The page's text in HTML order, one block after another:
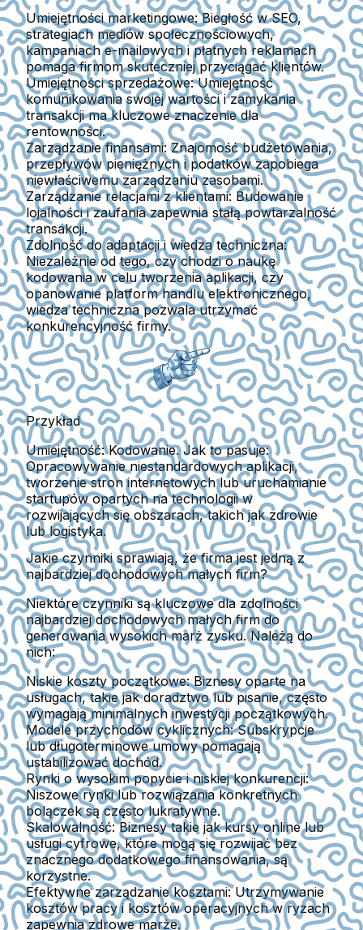
Umiejętności marketingowe:Biegłość w SEO,
strategiach mediów społecznościowych,
kampaniach e-mailowych i płatnych reklamach
pomaga firmom skuteczniej przyciągać klientów.
Umiejętności sprzedażowe:Umiejętność
komunikowania swojej wartości i zamykania
transakcji ma kluczowe znaczenie dla
rentowności.
Zarządzanie finansami: Znajomość budżetowania,
przepływów pieniężnych i podatków zapobiega
niewłaściwemu zarządzaniu zasobami.
Zarządzanie relacjami z klientami: Budowanie
lojalności i zaufania zapewnia stałą powtarzalność
transakcji.
Zdolność do adaptacji i wiedza techniczna:
Niezależnie od tego, czy chodzi o naukę
kodowania w celu tworzenia aplikacji, czy
opanowanie platform handlu elektronicznego,
wiedza techniczna pozwala utrzymać
konkurencyjność firmy.
Przykład
Umiejętność: Kodowanie. Jak to pasuje:
Opracowywanie niestandardowych aplikacji,
tworzenie stron internetowych lub uruchamianie
startupów opartych na technologii w
rozwijających się obszarach, takich jak zdrowie
lub logistyka.
Jakie czynniki sprawiają, że firma jest jedną z
najbardziej dochodowych małych firm?
Niektóre czynniki są kluczowe dla zdolności
najbardziej dochodowych małych firm do
generowania wysokich marż zysku. Należą do
nich:
Niskie koszty początkowe:Biznesy oparte na
usługach, takie jak doradztwo lub pisanie, często
wymagają minimalnych inwestycji początkowych.
Modele przychodów cyklicznych:Subskrypcje
lub długoterminowe umowy pomagają
ustabilizować dochód.
Rynki o wysokim popycie i niskiej konkurencji:
Niszowe rynki lub rozwiązania konkretnych
bolączek są często lukratywne.
Skalowalność:Biznesy takie jak kursy online lub
usługi cyfrowe, które mogą się rozwijać bez
znacznego dodatkowego finansowania, są
korzystne.
Efektywne zarządzanie kosztami:Utrzymywanie
kosztów pracy i kosztów operacyjnych w ryzach
zapewnia zdrowe marże.